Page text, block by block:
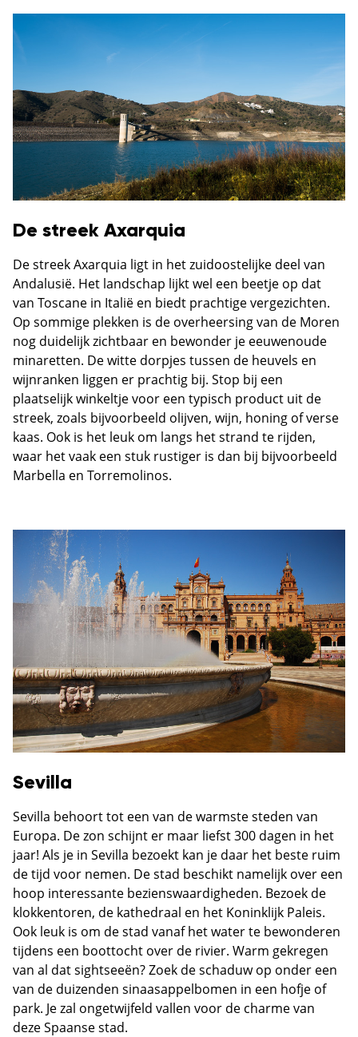
De streek Axarquia
De streek Axarquia ligt in het zuidoostelijke deel van
Andalusië. Het landschap lijkt wel een beetje op dat
van Toscane in Italië en biedt prachtige vergezichten.
Op sommige plekken is de overheersing van de Moren
nog duidelijk zichtbaar en bewonder je eeuwenoude
minaretten. De witte dorpjes tussen de heuvels en
wijnranken liggen er prachtig bij. Stop bij een
plaatselijk winkeltje voor een typisch product uit de
streek, zoals bijvoorbeeld olijven, wijn, honing of verse
kaas. Ook is het leuk om langs het strand te rijden,
waar het vaak een stuk rustiger is dan bij bijvoorbeeld
Marbella en Torremolinos.
Sevilla
Sevilla behoort tot een van de warmste steden van
Europa. De zon schijnt er maar liefst 300 dagen in het
jaar! Als je in Sevilla bezoekt kan je daar het beste ruim
de tijd voor nemen. De stad beschikt namelijk over een
hoop interessante bezienswaardigheden. Bezoek de
klokkentoren, de kathedraal en het Koninklijk Paleis.
Ook leuk is om de stad vanaf het water te bewonderen
tijdens een boottocht over de rivier. Warm gekregen
van al dat sightseeën? Zoek de schaduw op onder een
van de duizenden sinaasappelbomen in een hofje of
park. Je zal ongetwijfeld vallen voor de charme van
deze Spaanse stad.